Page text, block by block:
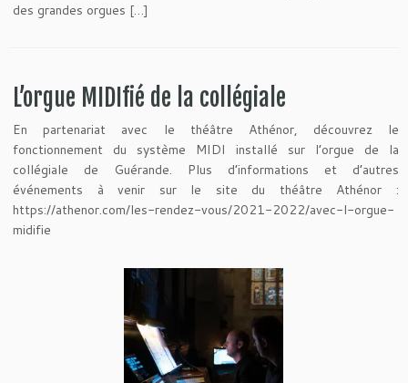
des grandes orgues […]
L’orgue MIDIfié de la collégiale
En partenariat avec le théâtre Athénor, découvrez le
fonctionnement du système MIDI installé sur l’orgue de la
collégiale de Guérande. Plus d’informations et d’autres
événements à venir sur le site du théâtre Athénor :
https://athenor.com/les-rendez-vous/2021-2022/avec-l-orgue-
midifie